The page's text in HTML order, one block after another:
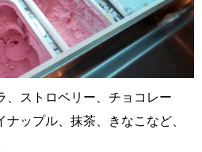
、ストロベリー、チョコレー
ナップル、抹茶、きなこなど、